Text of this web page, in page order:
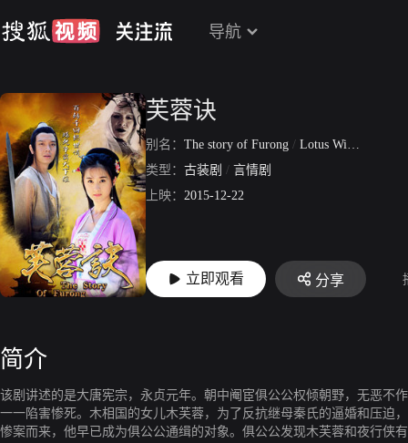
导航
芙蓉诀
别名： The story of Furong / Lotus Will /
类型： 古装剧 / 言情剧
上映： 2015-12-22
立即观看 分享
简介
该剧讲述的是大唐宪宗，永贞元年。朝中阉宦俱公公权倾朝野，无恶不
一一陷害惨死。木相国的女儿木芙蓉，为了反抗继母秦氏的逼婚和压迫
惨案而来，他早已成为俱公公通缉的对象。俱公公发现木芙蓉和夜行侠